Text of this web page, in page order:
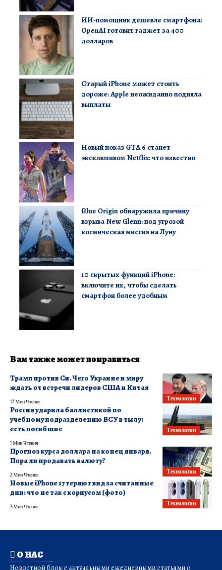
ИИ-помощник дешевле смартфона:
OpenAI готовит гаджет за 400
долларов
Старый iPhone может стоить
дороже: Apple неожиданно подняла
выплаты
Новый показ GTA 6 станет
эксклюзивом Netflix: что известно
Blue Origin обнаружила причину
взрыва New Glenn: под угрозой
космическая миссия на Луну
10 скрытых функций iPhone:
включите их, чтобы сделать
смартфон более удобным
Вам также может понравиться
Технологии
Трамп против Си. Чего Украине и миру
ждать от встречи лидеров США и Китая
17 Мин Чтения
Технологии
Россия ударила баллистикой по
учебному подразделению ВСУ в тылу:
есть погибшие
1 Мин Чтения
Технологии
Прогноз курса доллара на конец января.
Пора ли продавать валюту?
2 Мин Чтения
Технологии
Новые iPhone 17 теряют вид за считанные
дни: что не так с корпусом (фото)
3 Мин Чтения
О НАС
Новостной блок с актуальными ежедневными статьями о